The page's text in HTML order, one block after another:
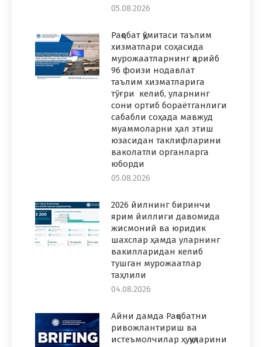
05.08.2026
Рақобат қўмитаси таълим
хизматлари соҳасида
мурожаатларнинг қарийб
96 фоизи нодавлат
таълим хизматларига
тўғри келиб, уларнинг
сони ортиб бораётганлиги
сабабли соҳада мавжуд
муаммоларни ҳал этиш
юзасидан таклифларини
ваколатли органларга
юборди
05.08.2026
2026 йилнинг биринчи
ярим йиллиги давомида
жисмоний ва юридик
шахслар ҳамда уларнинг
вакилларидан келиб
тушган мурожаатлар
таҳлили
04.08.2026
Айни дамда Рақобатни
ривожлантириш ва
истеъмолчилар ҳуқуқларини